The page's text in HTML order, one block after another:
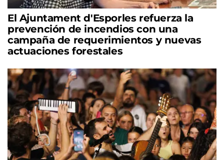
El Ajuntament d'Esporles refuerza la
prevención de incendios con una
campaña de requerimientos y nuevas
actuaciones forestales